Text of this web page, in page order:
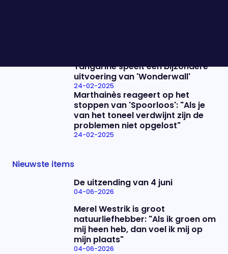
Tangarine speelt een bijzondere
uitvoering van 'Wonderwall'
24-02-2025
Marthainès reageert op het
stoppen van 'Spoorloos': "Als je
van het toneel verdwijnt zijn de
problemen niet opgelost"
24-02-2025
Nieuwste items
De uitzending van 4 juni
04-06-2026
Merel Westrik is groot
natuurliefhebber: "Als ik groen om
mij heen heb, dan voel ik mij op
mijn plaats"
04-06-2026